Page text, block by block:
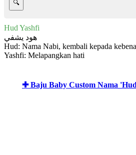
Hud Yashfi
هود يشفي
Hud: Nama Nabi, kembali kepada
Yashfi: Melapangkan hati
✚ Baju Baby Custom Nama